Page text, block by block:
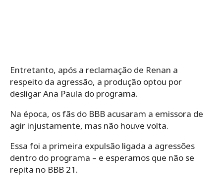
Entretanto, após a reclamação de Renan a
respeito da agressão, a produção optou por
desligar Ana Paula do programa.
Na época, os fãs do BBB acusaram a emissora de
agir injustamente, mas não houve volta.
Essa foi a primeira expulsão ligada a agressões
dentro do programa – e esperamos que não se
repita no BBB 21.